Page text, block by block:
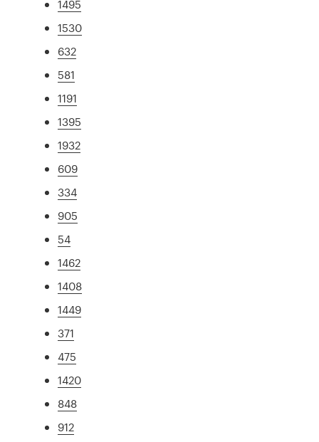
1495
1530
632
581
1191
1395
1932
609
334
905
54
1462
1408
1449
371
475
1420
848
912